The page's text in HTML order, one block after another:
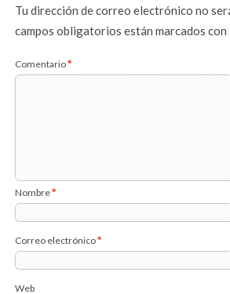
Tu dirección de correo electrónico no
campos obligatorios están marcados con
Comentario*
Nombre*
Correo electrónico*
Web